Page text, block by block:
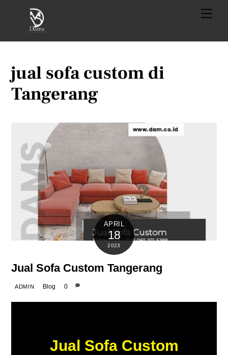
Menu
jual sofa custom di
Tangerang
APRIL
18
2023
Jual Sofa Custom Tangerang
ADMIN Blog 0
Jual Sofa Custom